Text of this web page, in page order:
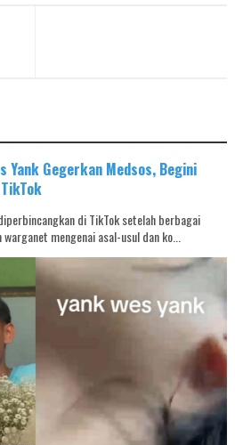
Yank Gegerkan Medsos, Begini
di TikTok setelah berbagai
mengenai asal-usul dan ko...